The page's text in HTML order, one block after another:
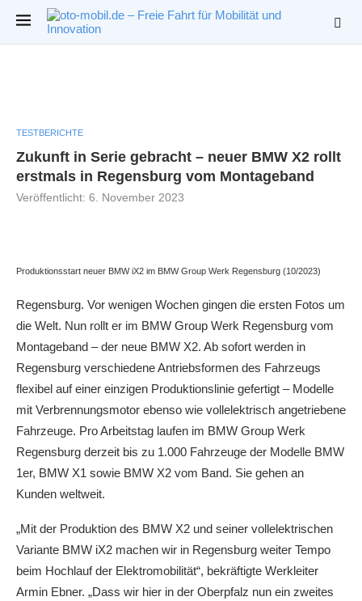
TESTBERICHTE
Zukunft in Serie gebracht – neuer BMW X2 rollt
erstmals in Regensburg vom Montageband
Veröffentlicht: 6. November 2023
Produktionsstart neuer BMW iX2 im BMW Group Werk Regensburg (10/2023)
Regensburg. Vor wenigen Wochen gingen die ersten Fotos um
die Welt. Nun rollt er im BMW Group Werk Regensburg vom
Montageband – der neue BMW X2. Ab sofort werden in
Regensburg verschiedene Antriebsformen des Fahrzeugs
flexibel auf einer einzigen Produktionslinie gefertigt – Modelle
mit Verbrennungsmotor ebenso wie vollelektrisch angetriebene
Fahrzeuge. Pro Arbeitstag laufen im BMW Group Werk
Regensburg derzeit bis zu 1.000 Fahrzeuge der Modelle BMW
1er, BMW X1 sowie BMW X2 vom Band. Sie gehen an
Kunden weltweit.
„Mit der Produktion des BMW X2 und seiner vollelektrischen
Variante BMW iX2 machen wir in Regensburg weiter Tempo
beim Hochlauf der Elektromobilität“, bekräftigte Werkleiter
Armin Ebner. „Dass wir hier in der Oberpfalz nun ein zweites